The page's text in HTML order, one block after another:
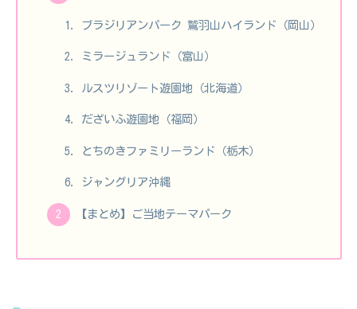
ブラジリアンパーク 鷲羽山ハイランド（岡山）
ミラージュランド（富山）
ルスツリゾート遊園地（北海道）
だざいふ遊園地（福岡）
とちのきファミリーランド（栃木）
ジャングリア沖縄
【まとめ】ご当地テーマパーク